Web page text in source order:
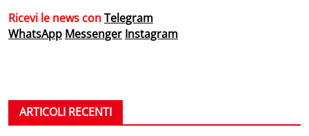
Ricevi le news conTelegram
WhatsApp Messenger Instagram
ARTICOLI RECENTI